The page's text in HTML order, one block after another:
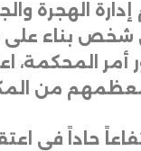
الهجرة
بناء على
أمر
من
حاداً في